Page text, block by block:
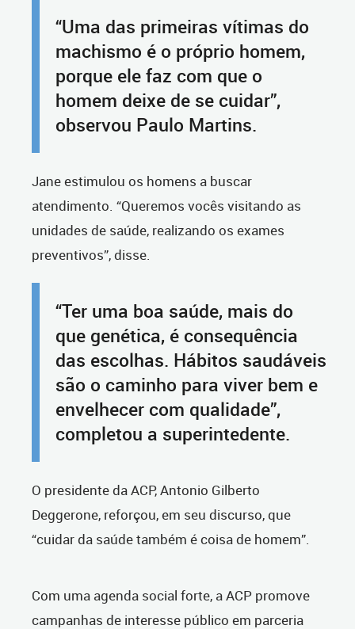
“Uma das primeiras vítimas do
machismo é o próprio homem,
porque ele faz com que o
homem deixe de se cuidar”,
observou Paulo Martins.
Jane estimulou os homens a buscar
atendimento. “Queremos vocês visitando as
unidades de saúde, realizando os exames
preventivos”, disse.
“Ter uma boa saúde, mais do
que genética, é consequência
das escolhas. Hábitos saudáveis
são o caminho para viver bem e
envelhecer com qualidade”,
completou a superintedente.
O presidente da ACP, Antonio Gilberto
Deggerone, reforçou, em seu discurso, que
“cuidar da saúde também é coisa de homem”.
Com uma agenda social forte, a ACP promove
campanhas de interesse público em parceria